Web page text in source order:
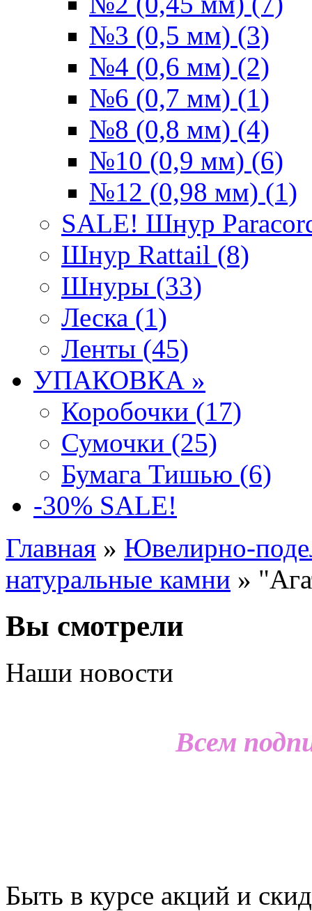
№3 (0,5 мм) (3)
№4 (0,6 мм) (2)
№6 (0,7 мм) (1)
№8 (0,8 мм) (4)
№10 (0,9 мм) (6)
№12 (0,98 мм) (1)
SALE! Шнур
Шнур Rattail (8)
Шнуры (33)
Леска (1)
Ленты (45)
УПАКОВКА »
Коробочки (17)
Сумочки (25)
Бумага Тишью (6)
-30% SALE!
Главная » Ювелирно-
натуральные камни »
Вы смотрели
Наши новости
Всем
Быть в курсе акций и